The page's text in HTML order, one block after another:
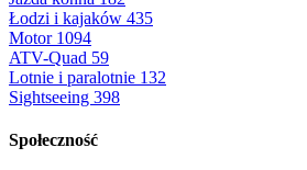
Łodzi i kajaków 435
Motor 1094
ATV-Quad 59
Lotnie i paralotnie 132
Sightseeing 398
Społeczność